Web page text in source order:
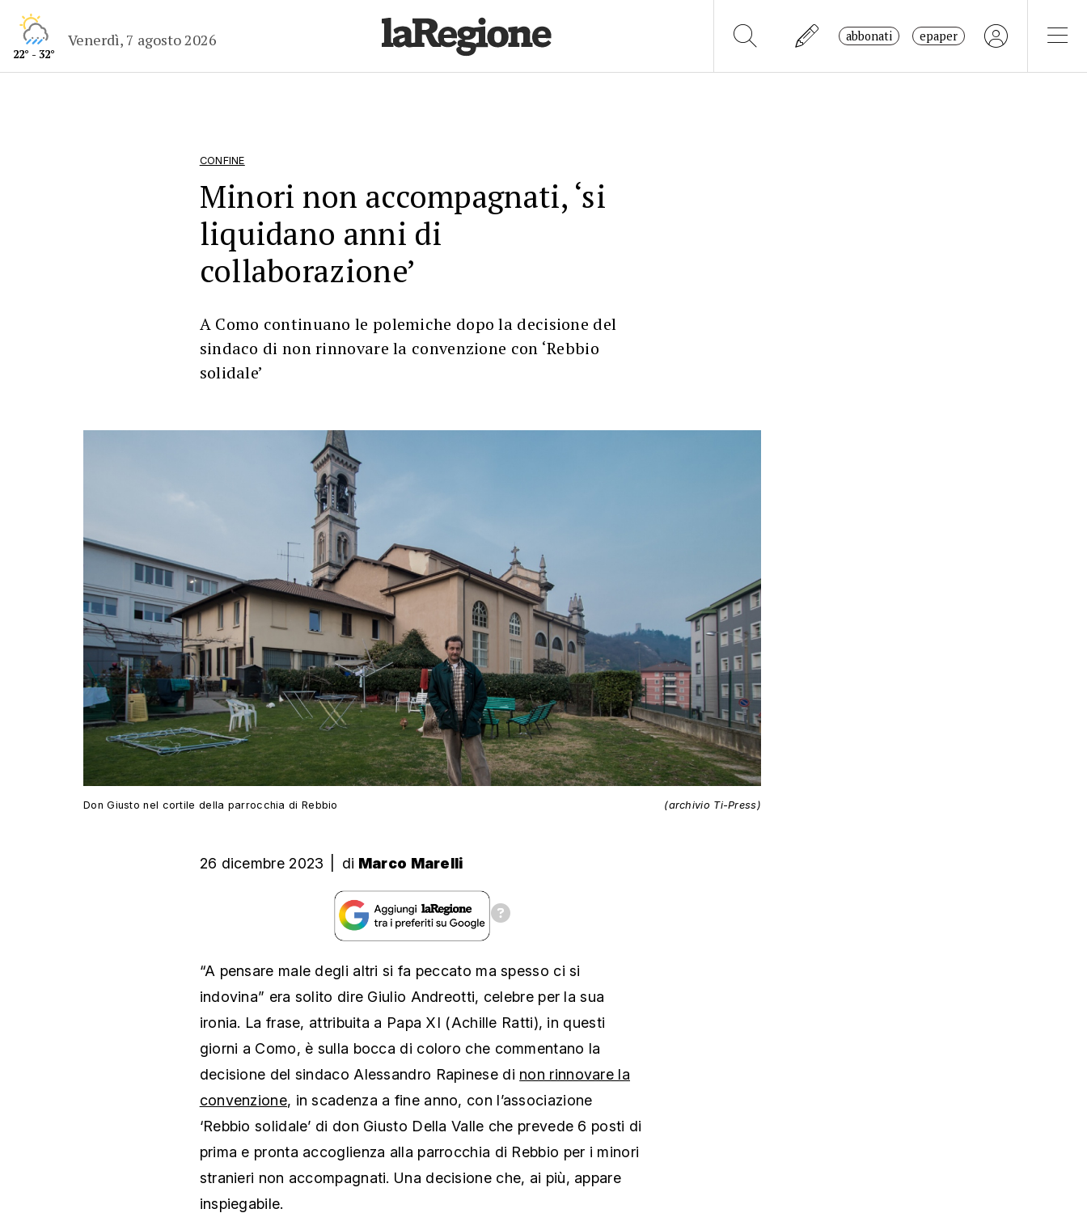
22° - 32°
Venerdì, 7 agosto 2026 abbonati epaper
CONFINE
Minori non accompagnati, ‘si
liquidano anni di
collaborazione’
A Como continuano le polemiche dopo la decisione del
sindaco di non rinnovare la convenzione con ‘Rebbio
solidale’
Don Giusto nel cortile della parrocchia di Rebbio (archivio Ti-Press)
26 dicembre 2023 di Marco Marelli
“A pensare male degli altri si fa peccato ma spesso ci si
indovina” era solito dire Giulio Andreotti, celebre per la sua
ironia. La frase, attribuita a Papa XI (Achille Ratti), in questi
giorni a Como, è sulla bocca di coloro che commentano la
decisione del sindaco Alessandro Rapinese di non rinnovare la
convenzione, in scadenza a fine anno, con l’associazione
‘Rebbio solidale’ di don Giusto Della Valle che prevede 6 posti di
prima e pronta accoglienza alla parrocchia di Rebbio per i minori
stranieri non accompagnati. Una decisione che, ai più, appare
inspiegabile.